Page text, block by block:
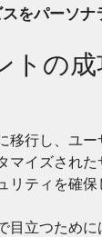
をパーソナ
トの
移行し、ユ
マイズされ
リティを確保
立つために